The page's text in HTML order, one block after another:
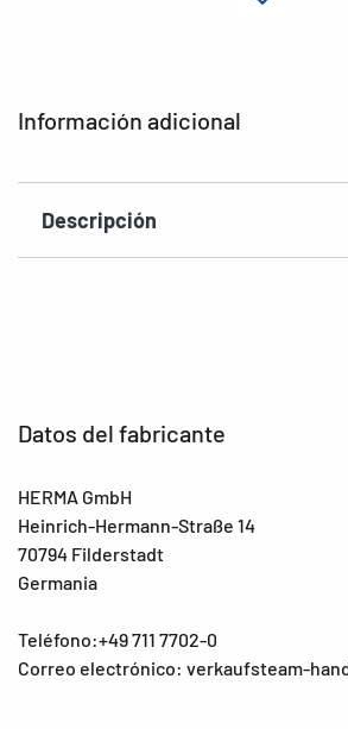
Información adicional
Descripción
Datos del fabricante
HERMA GmbH
Heinrich-Hermann-Straße 14
70794 Filderstadt
Germania
Teléfono:+49 711 7702-0
Correo electrónico: verkaufsteam-